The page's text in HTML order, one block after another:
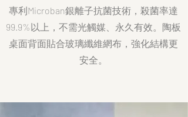
專利Microban銀離子抗菌技術，殺菌率達
99.9%以上，不需光觸媒、永久有效。陶板
桌面背面貼合玻璃纖維網布，強化結構更
安全。